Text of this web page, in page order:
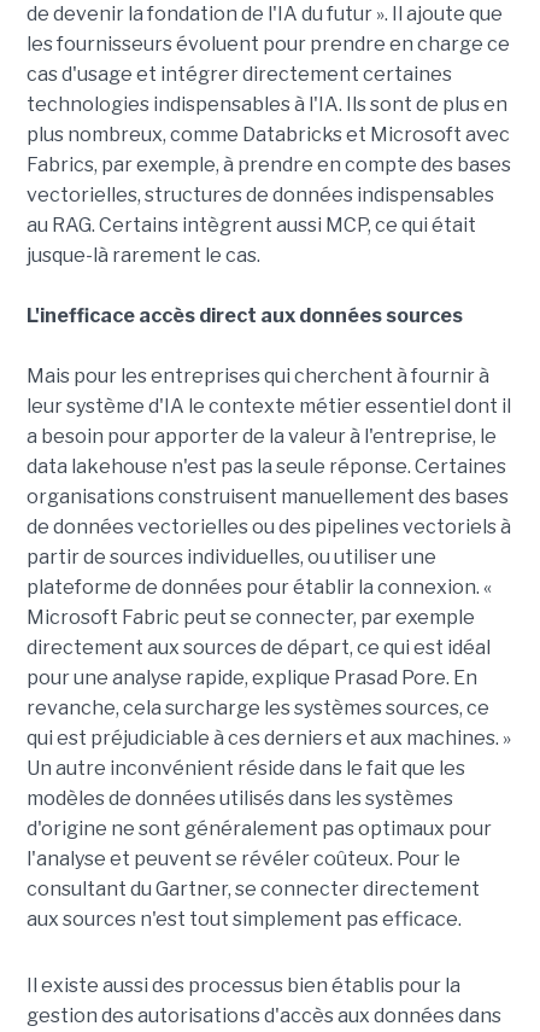
de devenir la fondation de l'IA du futur ». Il ajoute que
les fournisseurs évoluent pour prendre en charge ce
cas d'usage et intégrer directement certaines
technologies indispensables à l'IA. Ils sont de plus en
plus nombreux, comme Databricks et Microsoft avec
Fabrics, par exemple, à prendre en compte des bases
vectorielles, structures de données indispensables
au RAG. Certains intègrent aussi MCP, ce qui était
jusque-là rarement le cas.
L'inefficace accès direct aux données sources
Mais pour les entreprises qui cherchent à fournir à
leur système d'IA le contexte métier essentiel dont il
a besoin pour apporter de la valeur à l'entreprise, le
data lakehouse n'est pas la seule réponse. Certaines
organisations construisent manuellement des bases
de données vectorielles ou des pipelines vectoriels à
partir de sources individuelles, ou utiliser une
plateforme de données pour établir la connexion. «
Microsoft Fabric peut se connecter, par exemple
directement aux sources de départ, ce qui est idéal
pour une analyse rapide, explique Prasad Pore. En
revanche, cela surcharge les systèmes sources, ce
qui est préjudiciable à ces derniers et aux machines. »
Un autre inconvénient réside dans le fait que les
modèles de données utilisés dans les systèmes
d'origine ne sont généralement pas optimaux pour
l'analyse et peuvent se révéler coûteux. Pour le
consultant du Gartner, se connecter directement
aux sources n'est tout simplement pas efficace.
Il existe aussi des processus bien établis pour la
gestion des autorisations d'accès aux données dans